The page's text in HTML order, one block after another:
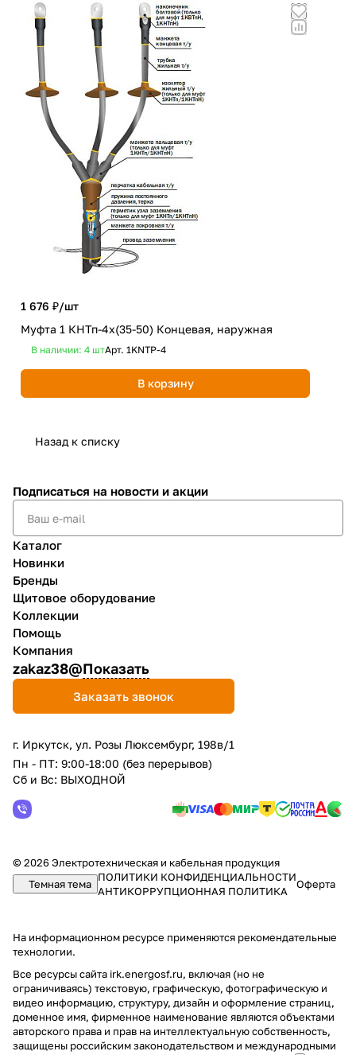
1 676 ₽/шт
Муфта 1 КНТп-4х(35-50) Концевая, наружная
В наличии: 4 штАрт. 1KNTP-4
В корзину
Назад к списку
Подписаться на новости и акции
Каталог
Новинки
Бренды
Щитовое оборудование
Коллекции
Помощь
Компания
zakaz38@Показать
Заказать звонок
г. Иркутск, ул. Розы Люксембург, 198в/1
Пн - ПТ: 9:00-18:00 (без перерывов)
Сб и Вс: ВЫХОДНОЙ
© 2026 Электротехническая и кабельная продукция
Темная тема
ПОЛИТИКИ КОНФИДЕНЦИАЛЬНОСТИ
АНТИКОРРУПЦИОННАЯ ПОЛИТИКА
Оферта
На информационном ресурсе применяются рекомендательные
технологии.
Все ресурсы сайта irk.energosf.ru, включая (но не
ограничиваясь) текстовую, графическую, фотографическую и
видео информацию, структуру, дизайн и оформление страниц,
доменное имя, фирменное наименование являются объектами
авторского права и прав на интеллектуальную собственность,
защищены российским законодательством и международными